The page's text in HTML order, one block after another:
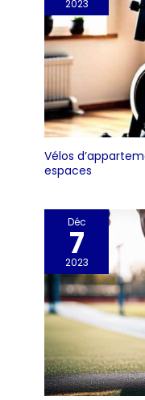
2023
Vélos
espaces
Déc
7
2023